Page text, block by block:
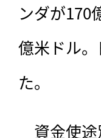
ンダが170
億米ドル
た。
資金使途